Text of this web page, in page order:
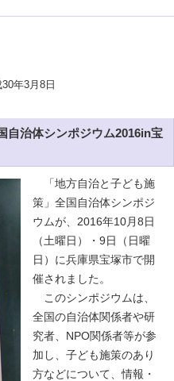
年3月8日
自治体シンポジウム2016in宝
「地方自治と子ども施
策」全国自治体シンポジ
ウムが、2016年10月8日
（土曜日）・9日（日曜
日）に兵庫県宝塚市で開
催されました。
このシンポジウムは、
全国の自治体関係者や研
究者、NPO関係者等が参
加し、子ども施策のあり
方などについて、情報・